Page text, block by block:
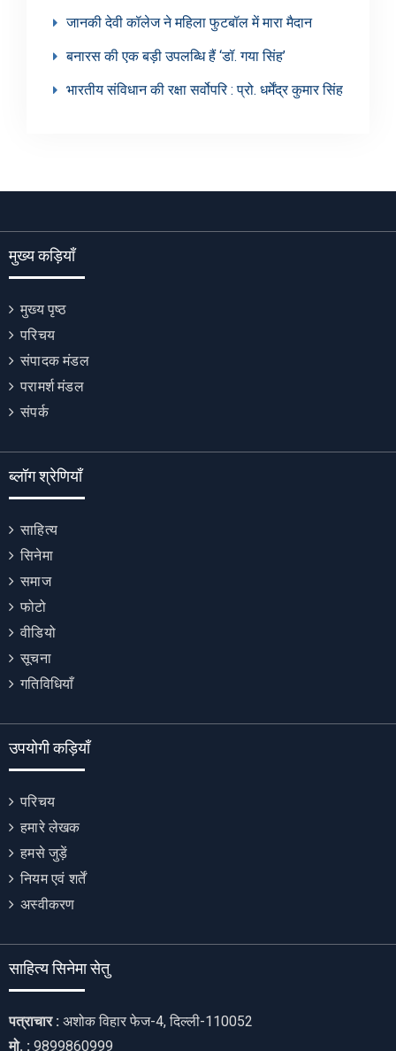
जानकी देवी कॉलेज ने महिला फुटबॉल में मारा मैदान
बनारस की एक बड़ी उपलब्धि हैं ‘डॉ. गया सिंह’
भारतीय संविधान की रक्षा सर्वोपरि : प्रो. धर्मेंद्र कुमार सिंह
मुख्य कड़ियाँ
मुख्य पृष्ठ
परिचय
संपादक मंडल
परामर्श मंडल
संपर्क
ब्लॉग श्रेणियाँ
साहित्य
सिनेमा
समाज
फोटो
वीडियो
सूचना
गतिविधियाँ
उपयोगी कड़ियाँ
परिचय
हमारे लेखक
हमसे जुड़ें
नियम एवं शर्तें
अस्वीकरण
साहित्य सिनेमा सेतु
पत्राचार : अशोक विहार फेज-4, दिल्ली-110052
मो. : 9899860999